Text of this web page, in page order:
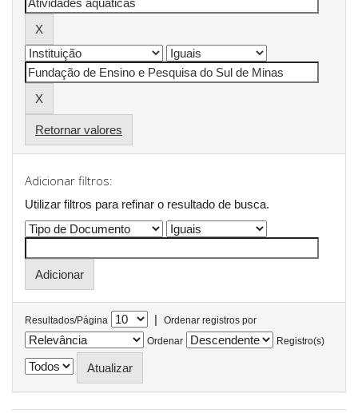
Retornar valores
Adicionar filtros:
Utilizar filtros para refinar o resultado de busca.
Resultados/Página |
Ordenar registros por
Ordenar
Registro(s)